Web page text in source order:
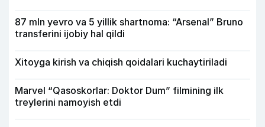
87 mln yevro va 5 yillik shartnoma: “Arsenal” Bruno
transferini ijobiy hal qildi
Xitoyga kirish va chiqish qoidalari kuchaytiriladi
Marvel “Qasoskorlar: Doktor Dum” filmining ilk
treylerini namoyish etdi